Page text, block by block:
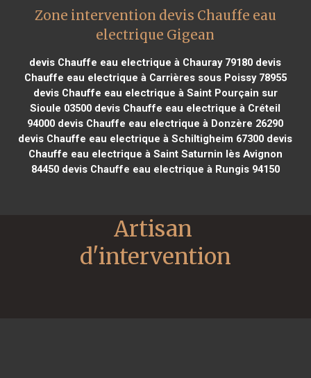
Zone intervention devis Chauffe eau
electrique Gigean
devis Chauffe eau electrique à Chauray 79180 devis
Chauffe eau electrique à Carrières sous Poissy 78955
devis Chauffe eau electrique à Saint Pourçain sur
Sioule 03500 devis Chauffe eau electrique à Créteil
94000 devis Chauffe eau electrique à Donzère 26290
devis Chauffe eau electrique à Schiltigheim 67300 devis
Chauffe eau electrique à Saint Saturnin lès Avignon
84450devis Chauffe eau electrique à Rungis 94150
Artisan
d'intervention